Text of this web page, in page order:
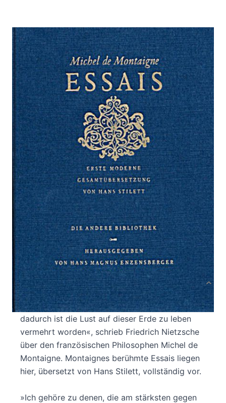
Essais
Zur Wunschliste hinzufügen
Erste moderne Gesamtübersetzung
Von Montaigne ,Michel de
Verlag: AB - Die Andere
Bibliothek
18.07.2016
576 Seiten
festgebunden
ISBN: 978-3-8477-
0001-2
Bibliografische Daten
Produktbeschreibung
»Daß ein solcher Mensch geschrieben hat,
dadurch ist die Lust auf dieser Erde zu leben
vermehrt worden«, schrieb Friedrich Nietzsche
über den französischen Philosophen Michel de
Montaigne. Montaignes berühmte Essais liegen
hier, übersetzt von Hans Stilett, vollständig vor.
»Ich gehöre zu denen, die am stärksten gegen